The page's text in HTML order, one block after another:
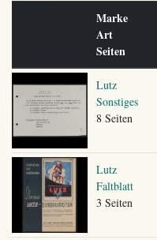
Marke
Art
Seiten
Lutz
Sonstiges
8 Seiten
Lutz
Faltblatt
3 Seiten